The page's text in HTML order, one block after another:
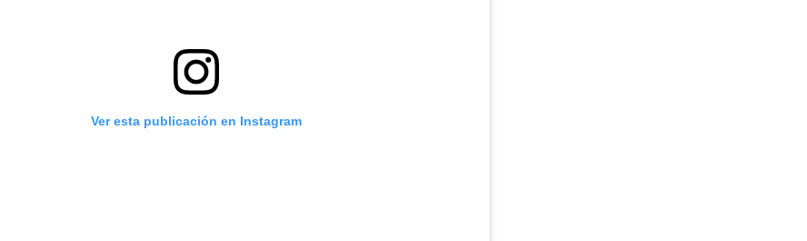
Ver esta publicación en Instagram